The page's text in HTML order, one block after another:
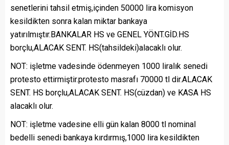
senetlerini tahsil etmiş,içinden 50000 lira komisyon
kesildikten sonra kalan miktar bankaya
yatırılmıştır.BANKALAR HS ve GENEL YÖNT.GİD.HS
borçlu,ALACAK SENT. HS(tahsildeki)alacaklı olur.
NOT: işletme vadesinde ödenmeyen 1000 liralık senedi
protesto ettirmiştir.protesto masrafı 70000 tl dir.ALACAK
SENT. HS borçlu,ALACAK SENT. HS(cüzdan) ve KASA HS
alacaklı olur.
NOT: işletme vadesine elli gün kalan 8000 tl nominal
bedelli senedi bankaya kırdırmış,1000 lira kesildikten